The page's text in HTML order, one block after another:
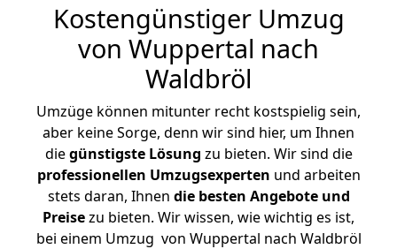
Kostengünstiger Umzug
von Wuppertal nach
Waldbröl
Umzüge können mitunter recht kostspielig sein,
aber keine Sorge, denn wir sind hier, um Ihnen
diegünstigste Lösung zu bieten. Wir sind die
professionellen Umzugsexperten und arbeiten
stets daran, Ihnen die besten Angebote und
Preisezu bieten. Wir wissen, wie wichtig es ist,
bei einem Umzug von Wuppertal nach Waldbröl